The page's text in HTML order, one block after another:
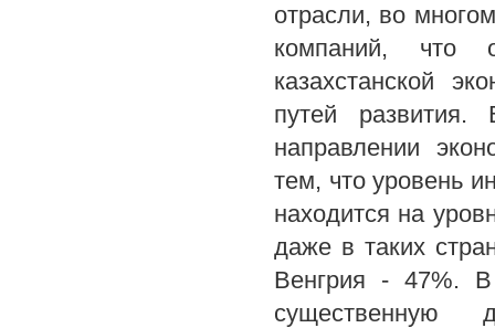
отрасли, во
компаний, что
казахстанской
путей
направлении
тем, что уровень
находится на
даже в таких
Венгрия - 47%. В